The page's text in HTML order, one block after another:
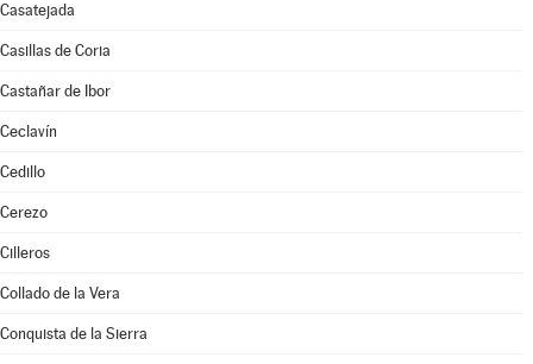
Casatejada
Casillas de Coria
Castañar de Ibor
Ceclavín
Cedillo
Cerezo
Cilleros
Collado de la Vera
Conquista de la Sierra